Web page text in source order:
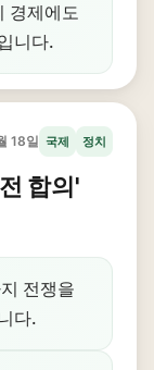
경제에도
니다.
18일 국제 정치
합의'
전쟁을
다.